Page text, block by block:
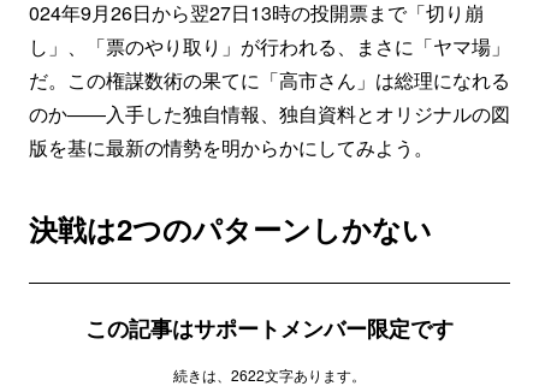
024年9月26日から翌27日13時の投開票まで「切り崩
し」、「票のやり取り」が行われる、まさに「ヤマ場」
だ。この権謀数術の果てに「高市さん」は総理になれる
のか――入手した独自情報、独自資料とオリジナルの図
版を基に最新の情勢を明からかにしてみよう。
決戦は2つのパターンしかない
この記事はサポートメンバー限定です
続きは、2622文字あります。